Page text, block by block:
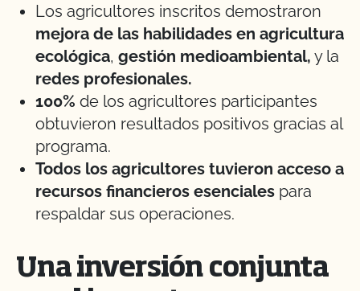
Los agricultores inscritos demostraron
mejora de las habilidades en agricultura
ecológica, gestión medioambiental, y la
redes profesionales.
100% de los agricultores participantes
obtuvieron resultados positivos gracias al
programa.
Todos los agricultores tuvieron acceso a
recursos financieros esenciales para
respaldar sus operaciones.
Una inversión conjunta